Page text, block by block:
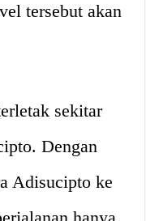
tersebut akan
sekitar
Dengan
Adisucipto ke